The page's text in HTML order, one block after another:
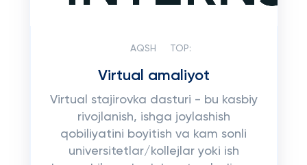
AQSH TOP:
Virtual amaliyot
Virtual stajirovka dasturi - bu kasbiy
rivojlanish, ishga joylashish
qobiliyatini boyitish va kam sonli
universitetlar/kollejlar yoki ish